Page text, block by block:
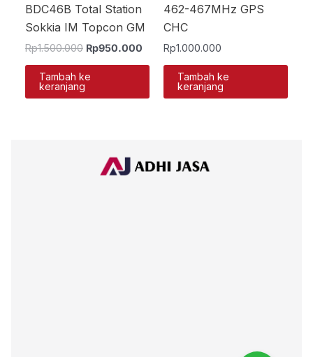
BDC46B Total Station
Sokkia IM Topcon GM
Rp1.500.000 Rp950.000
Tambah ke
keranjang
462-467MHz GPS
CHC
Rp1.000.000
Tambah ke
keranjang